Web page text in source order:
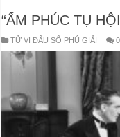
“ẤM PHÚC TỤ
TỬ VI ĐẨU SỐ PHÚ GIẢI 0